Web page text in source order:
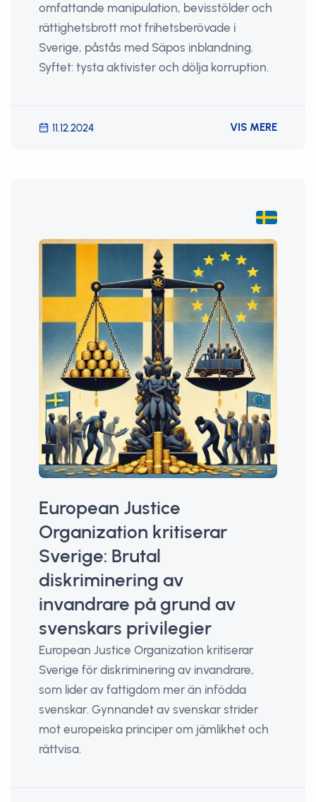
omfattande manipulation, bevisstölder och
rättighetsbrott mot frihetsberövade i
Sverige, påstås med Säpos inblandning.
Syftet: tysta aktivister och dölja korruption.
11.12.2024 VIS MERE
European Justice
Organization kritiserar
Sverige: Brutal
diskriminering av
invandrare på grund av
svenskars privilegier
European Justice Organization kritiserar
Sverige för diskriminering av invandrare,
som lider av fattigdom mer än infödda
svenskar. Gynnandet av svenskar strider
mot europeiska principer om jämlikhet och
rättvisa.